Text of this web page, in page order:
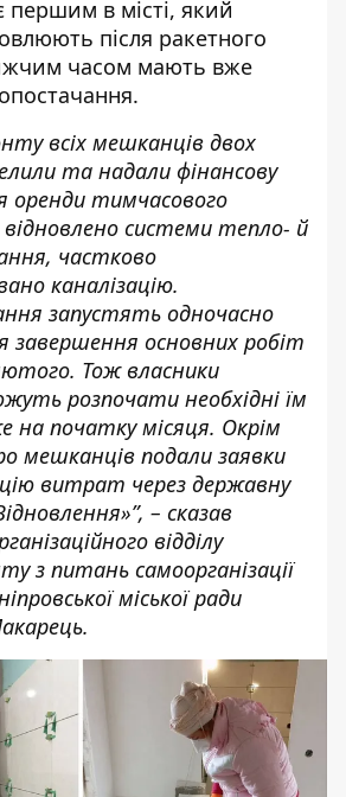
першим в місті, який
після ракетного
часом мають вже
всіх мешканців двох
та надали фінансову
оренди тимчасового
системи тепло- й
частково
каналізацію.
запустять одночасно
завершення основних робіт
Тож власники
розпочати необхідні їм
на початку місяця. Окрім
мешканців подали заявки
витрат через державну
– сказав
відділу
з питань самоорганізації
міської ради